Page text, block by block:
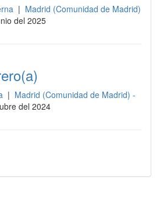
| Madrid (Comunidad de Madrid)
del 2025
| Madrid (Comunidad de Madrid) -
del 2024